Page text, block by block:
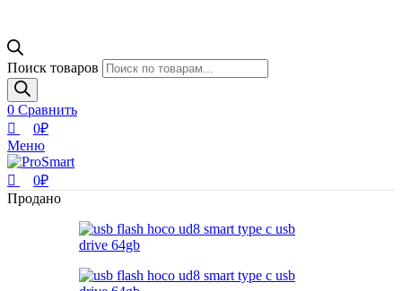
Поиск товаров
0 Сравнить
0₽
Меню
0₽
Продано